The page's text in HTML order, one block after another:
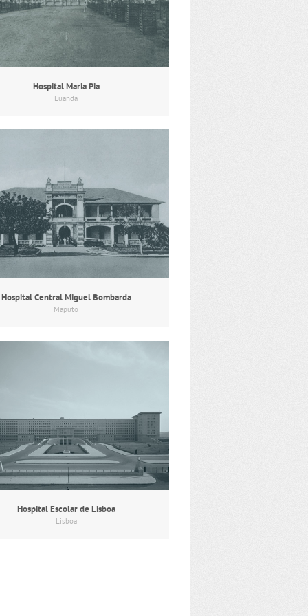
Hospital Maria Pia
Luanda
Hospital Central Miguel Bombarda
Maputo
Hospital Escolar de Lisboa
Lisboa